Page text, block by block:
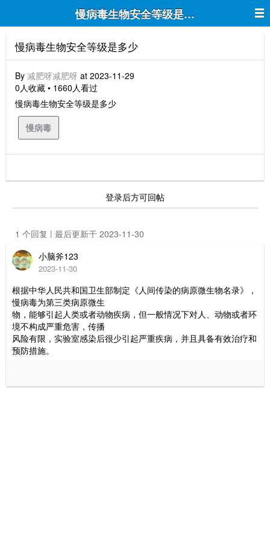
慢病毒生物安全等级是多少
慢病毒生物安全等级是多少
By 减肥呀减肥呀 at 2023-11-29
0人收藏 • 1660人看过
慢病毒生物安全等级是多少
慢病毒
登录后方可回帖
1 个回复 | 最后更新于 2023-11-30
小脑斧123
2023-11-30
根据中华人民共和国卫生部制定《人间传染的病原微生物名录》，
慢病毒为第三类病原微生
物，能够引起人类或者动物疾病，但一般情况下对人、动物或者环
境不构成严重危害，传播
风险有限，实验室感染后很少引起严重疾病，并且具备有效治疗和
预防措施。